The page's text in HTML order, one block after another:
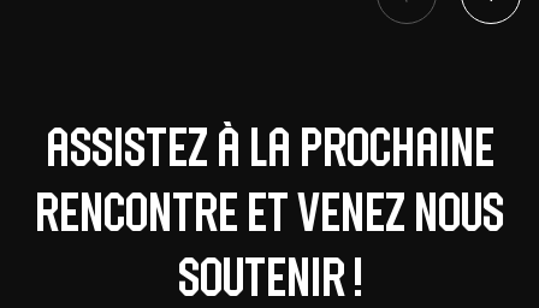
Assistez à la prochaine
rencontre et venez nous
soutenir !